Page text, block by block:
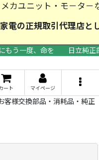
カユニット・モ－タ－
電の正規取引代理店
もう一度、命を
日立純
ート マイページ
客様交換部品・消耗品・純正